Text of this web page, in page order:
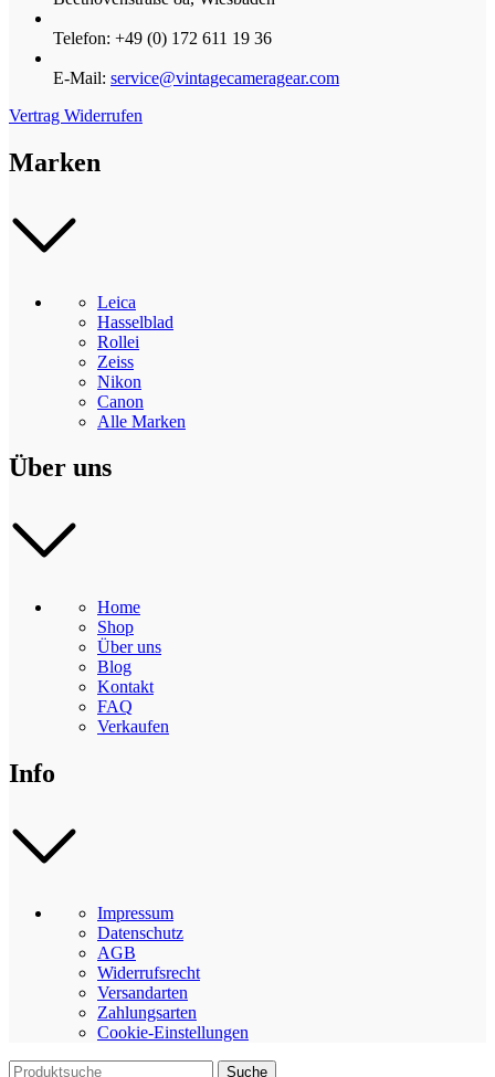
Telefon: +49 (0) 172 611 19 36
E-Mail: service@vintagecameragear.com
Vertrag Widerrufen
Marken
Leica
Hasselblad
Rollei
Zeiss
Nikon
Canon
Alle Marken
Über uns
Home
Shop
Über uns
Blog
Kontakt
FAQ
Verkaufen
Info
Impressum
Datenschutz
AGB
Widerrufsrecht
Versandarten
Zahlungsarten
Cookie-Einstellungen
Suche